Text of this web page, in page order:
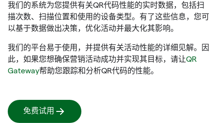
我们的系统为您提供有关QR代码性能的实时数据，包括扫
描次数、扫描位置和使用的设备类型。有了这些信息，您可
以基于数据做出决策，优化活动并最大化其影响。
我们的平台易于使用，并提供有关活动性能的详细见解。因
此，如果您想确保营销活动成功并实现其目标，请让QR
Gateway帮助您跟踪和分析QR代码的性能。
免费试用